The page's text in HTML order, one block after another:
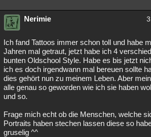
Nerimie
Ich fand Tattoos immer schon toll und habe
Jahren mal getraut, jetzt habe ich 4
bunten Oldschool Style. Habe es bis jetzt
ich es doch irgendwann mal bereuen sollte
dies gehört nun zu meinem Leben. Aber
alle genau so geworden wie ich sie haben
und so.
Frage mich echt ob die Menschen, welche
Portraits haben stechen lassen diese so
gruselig ^^